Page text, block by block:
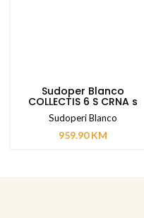
Sudoper Blanco
COLLECTIS 6 S CRNA s
dalj. upravlj.
Sudoperi Blanco
959.90KM